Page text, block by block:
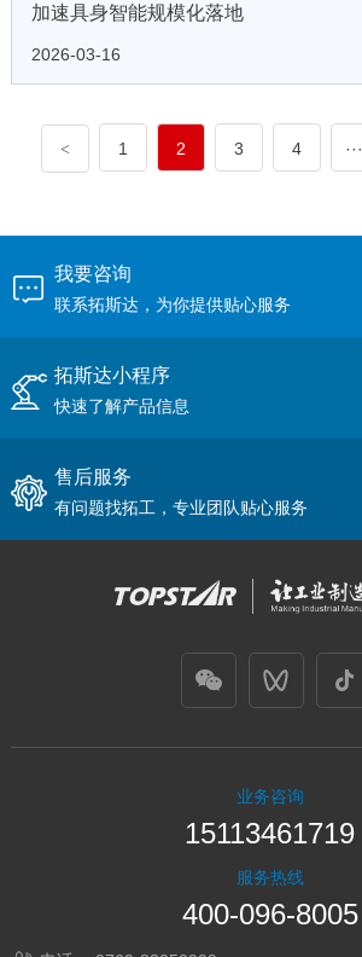
加速具身智能规模化落地
2026-03-16
< 1 2 3 4 ···
我要咨询
联系拓斯达，为你提供贴心服务
拓斯达小程序
快速了解产品信息
售后服务
有问题找拓工，专业团队贴心服务
业务咨询
15113461719
服务热线
400-096-8005